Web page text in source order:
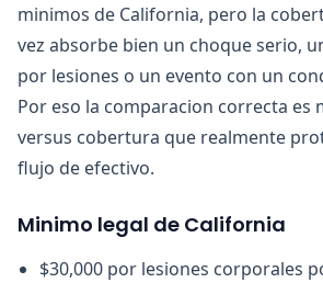
minimos de California, pero la
vez absorbe bien un choque serio,
por lesiones o un evento con un
Por eso la comparacion correcta es
versus cobertura que realmente
flujo de efectivo.
Minimo legal de California
$30,000 por lesiones corporales